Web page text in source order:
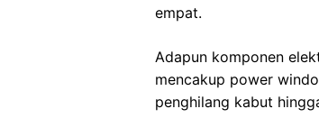
empat.
Adapun komponen
mencakup power
penghilang kabut